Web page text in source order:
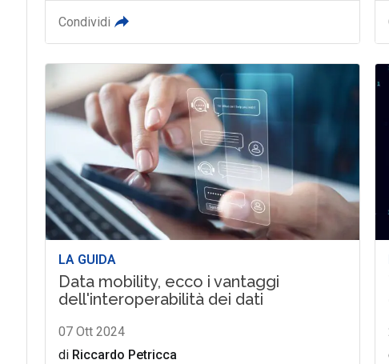
Condividi
LA GUIDA
Data mobility, ecco i vantaggi
dell'interoperabilità dei dati
07 Ott 2024
di Riccardo Petricca